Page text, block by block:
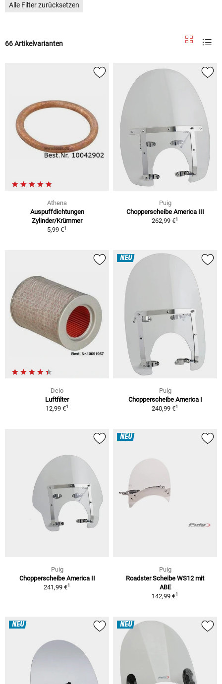
Alle Filter zurücksetzen
66 Artikelvarianten
Athena
Auspuffdichtungen
Zylinder/Krümmer
5,99 €1
Puig
Chopperscheibe America III
262,99 €1
Delo
Luftfilter
12,99 €1
NEU
Puig
Chopperscheibe America I
240,99 €1
Puig
Chopperscheibe America II
241,99 €1
NEU
Puig
Roadster Scheibe WS12 mit
ABE
142,99 €1
NEU NEU